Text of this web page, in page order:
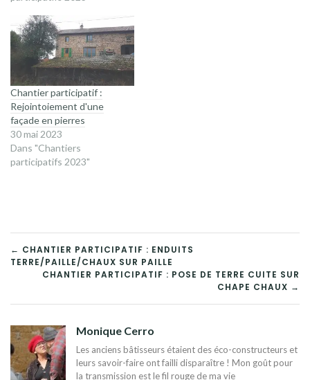
Chantier participatif :
Rejointoiement d'une
façade en pierres
30 mai 2023
Dans "Chantiers
participatifs 2023"
NAVIGATION
L’ARTICLE
← CHANTIER PARTICIPATIF : ENDUITS
TERRE/PAILLE/CHAUX SUR PAILLE
CHANTIER PARTICIPATIF : POSE DE TERRE CUITE SUR
CHAPE CHAUX →
Monique Cerro
Les anciens bâtisseurs étaient des éco-constructeurs et
leurs savoir-faire ont failli disparaître ! Mon goût pour
la transmission est le fil rouge de ma vie